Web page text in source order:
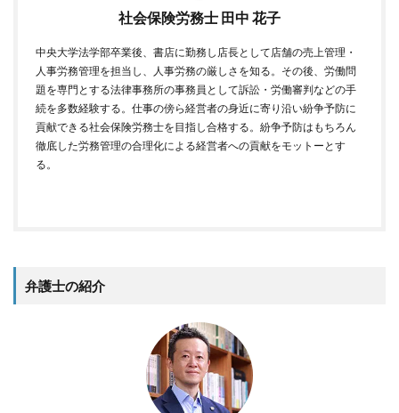
社会保険労務士 田中 花子
中央大学法学部卒業後、書店に勤務し店長として店舗の売上管理・
人事労務管理を担当し、人事労務の厳しさを知る。その後、労働問
題を専門とする法律事務所の事務員として訴訟・労働審判などの手
続を多数経験する。仕事の傍ら経営者の身近に寄り沿い紛争予防に
貢献できる社会保険労務士を目指し合格する。紛争予防はもちろん
徹底した労務管理の合理化による経営者への貢献をモットーとす
る。
弁護士の紹介